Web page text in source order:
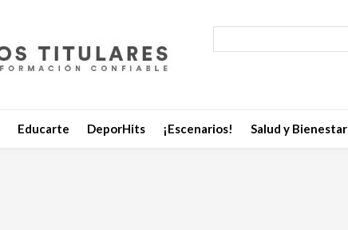
Educarte DeporHits ¡Escenarios! Salud y Bienestar